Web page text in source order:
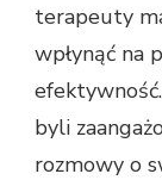
terapeuty
wpłynąć na
byli
rozmowy o